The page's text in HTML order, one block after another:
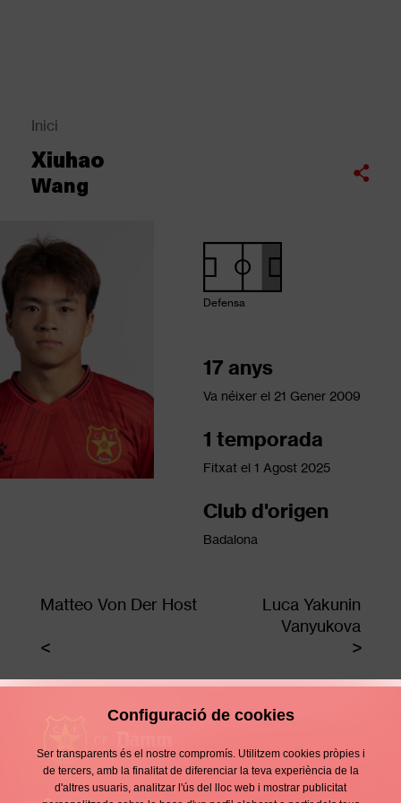
Fil
d'Ariadna
Inici
Xiuhao
Wang
Compartir
Defensa
17 anys
Va néixer el 21 Gener 2009
1 temporada
Fitxat el 1 Agost 2025
Club d'origen
Badalona
Matteo Von Der Host
Luca Yakunin
Vanyukova
Configuració de cookies
Ser transparents és el nostre compromís. Utilitzem cookies pròpies i
de tercers, amb la finalitat de diferenciar la teva experiència de la
d'altres usuaris, analitzar l'ús del lloc web i mostrar publicitat